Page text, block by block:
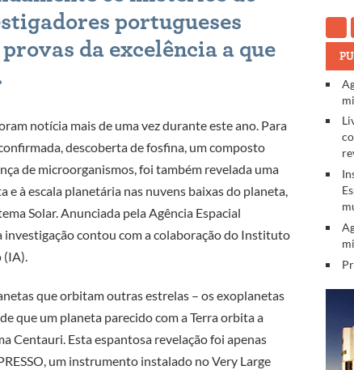
portugueses
da excelência a que
notícia mais de uma vez durante este ano. Para
descoberta de fosfina, um composto
de microorganismos, foi também revelada uma
e à escala planetária nas nuvens baixas do planeta,
Solar. Anunciada pela Agência Espacial
investigação contou com a colaboração do Instituto
(IA).
que orbitam outras estrelas – os exoplanetas
que um planeta parecido com a Terra orbita a
Centauri. Esta espantosa revelação foi apenas
um instrumento instalado no Very Large